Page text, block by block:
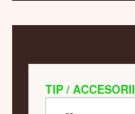
TIP / ACCESORII